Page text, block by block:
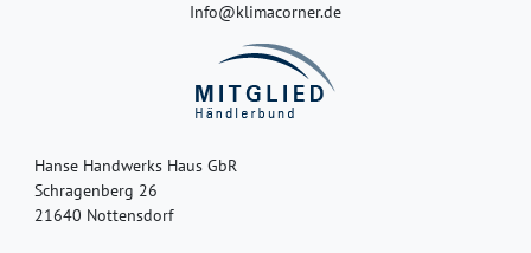
Info@klimacorner.de
Hanse Handwerks Haus GbR
Schragenberg 26
21640 Nottensdorf